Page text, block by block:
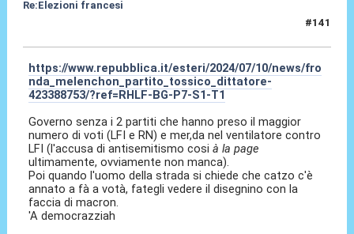
Re:Elezioni francesi
#141
https://www.repubblica.it/esteri/2024/07/10/news/fro
nda_melenchon_partito_tossico_dittatore-
423388753/?ref=RHLF-BG-P7-S1-T1
Governo senza i 2 partiti che hanno preso il maggior
numero di voti (LFI e RN) e mer,da nel ventilatore contro
LFI (l'accusa di antisemitismo cosià la page
ultimamente, ovviamente non manca).
Poi quando l'uomo della strada si chiede che catzo c'è
annato a fà a votà, fategli vedere il disegnino con la
faccia di macron.
'A democrazziah